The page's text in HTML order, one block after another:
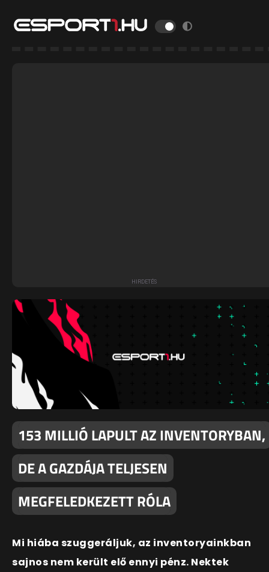
153 MILLIÓ LAPULT AZ INVENTORYBAN,
DE A GAZDÁJA TELJESEN
MEGFELEDKEZETT RÓLA
Mi hiába szuggeráljuk, az inventoryainkban
sajnos nem került elő ennyi pénz. Nektek